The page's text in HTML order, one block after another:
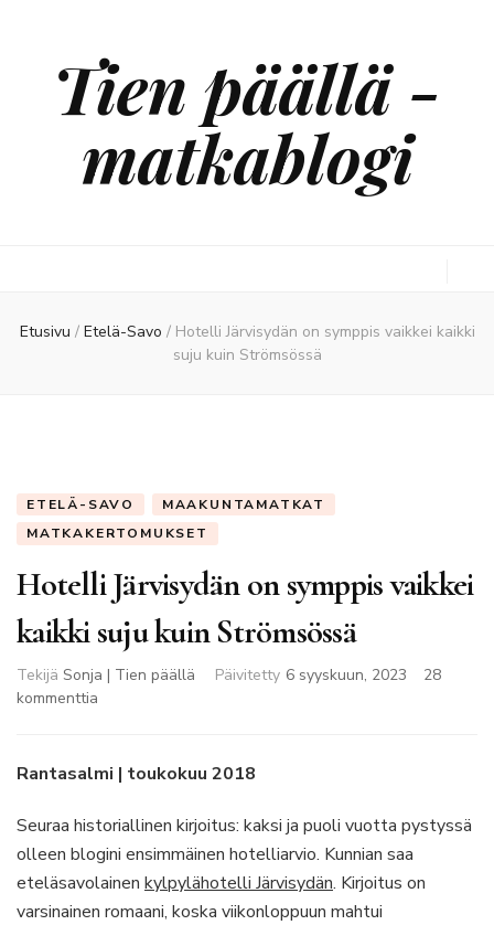
Tien päällä -
matkablogi
Etusivu / Etelä-Savo / Hotelli Järvisydän on symppis vaikkei kaikki
suju kuin Strömsössä
ETELÄ-SAVO
MAAKUNTAMATKAT
MATKAKERTOMUKSET
Hotelli Järvisydän on symppis vaikkei
kaikki suju kuin Strömsössä
Tekijä Sonja | Tien päällä Päivitetty 6 syyskuun, 2023
28
kommenttia
on
symppis
kaikki
suju
kuin
Strömsössä
Rantasalmi | toukokuu 2018
Seuraa historiallinen kirjoitus: kaksi ja puoli vuotta pystyssä
olleen blogini ensimmäinen hotelliarvio. Kunnian saa
eteläsavolainen kylpylähotelli Järvisydän. Kirjoitus on
varsinainen romaani, koska viikonloppuun mahtui